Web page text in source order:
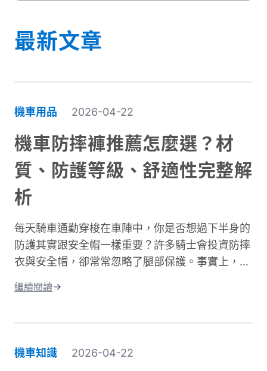
最新文章
機車用品 2026-04-22
機車防摔褲推薦怎麼選？材
質、防護等級、舒適性完整解
析
每天騎車通勤穿梭在車陣中，你是否想過下半身的
防護其實跟安全帽一樣重要？許多騎士會投資防摔
衣與安全帽，卻常常忽略了腿部保護。事實上，大
據交通部統計，機車事故傷亡中，頭部仍是最高致
部位。專業的機車防摔褲內建護膝、採用耐磨材
質，能在摔車瞬間提供關鍵保護。這與一般牛仔褲
繼續閱讀
機車知識 2026-04-22